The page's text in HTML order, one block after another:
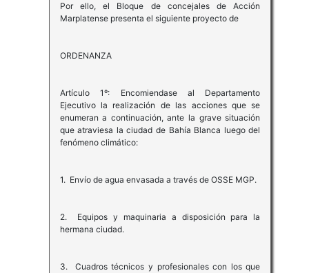
Por ello, el Bloque de concejales de Acción
Marplatense presenta el siguiente proyecto de
ORDENANZA
Artículo 1º: Encomiendase al Departamento
Ejecutivo la realización de las acciones que se
enumeran a continuación, ante la grave situación
que atraviesa la ciudad de Bahía Blanca luego del
fenómeno climático:
1. Envío de agua envasada a través de OSSE MGP.
2. Equipos y maquinaria a disposición para la
hermana ciudad.
3. Cuadros técnicos y profesionales con los que